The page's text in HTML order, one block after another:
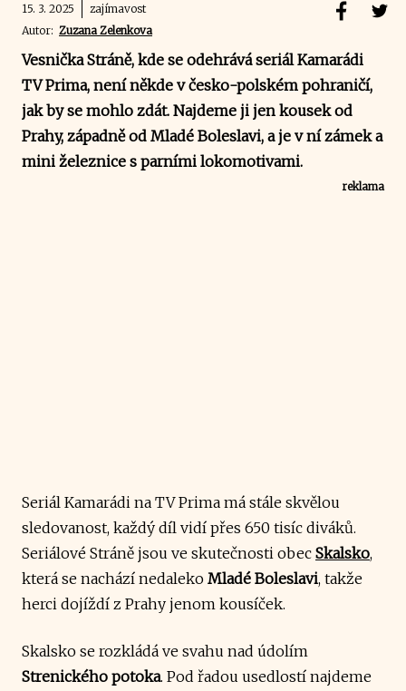
15. 3. 2025
zajímavost
Autor: Zuzana Zelenkova
Vesnička Stráně, kde se odehrává seriál Kamarádi
TV Prima, není někde v česko-polském pohraničí,
jak by se mohlo zdát. Najdeme ji jen kousek od
Prahy, západně od Mladé Boleslavi, a je v ní zámek a
mini železnice s parními lokomotivami.
reklama
Seriál Kamarádi na TV Prima má stále skvělou
sledovanost, každý díl vidí přes 650 tisíc diváků.
Seriálové Stráně jsou ve skutečnosti obec Skalsko,
která se nachází nedaleko Mladé Boleslavi, takže
herci dojíždí z Prahy jenom kousíček.
Skalsko se rozkládá ve svahu nad údolím
Strenického potoka. Pod řadou usedlostí najdeme